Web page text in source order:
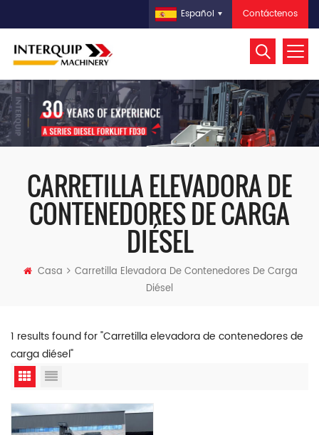
Contáctenos
Español
CARRETILLA ELEVADORA DE
CONTENEDORES DE CARGA
DIÉSEL
Casa
Carretilla Elevadora De Contenedores De Carga
Diésel
1 results found for "Carretilla elevadora de contenedores de
carga diésel"